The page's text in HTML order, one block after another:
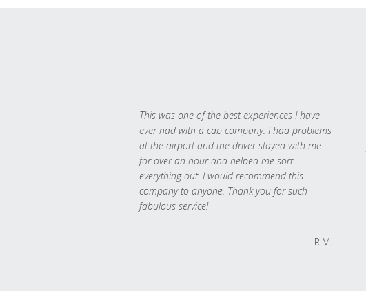
This was one of the best experiences I have
ever had with a cab company. I had problems
at the airport and the driver stayed with me
for over an hour and helped me sort
everything out. I would recommend this
company to anyone. Thank you for such
fabulous service!
R.M.